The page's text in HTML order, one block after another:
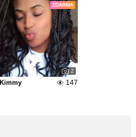
ZDARMA
2
Kimmy
147